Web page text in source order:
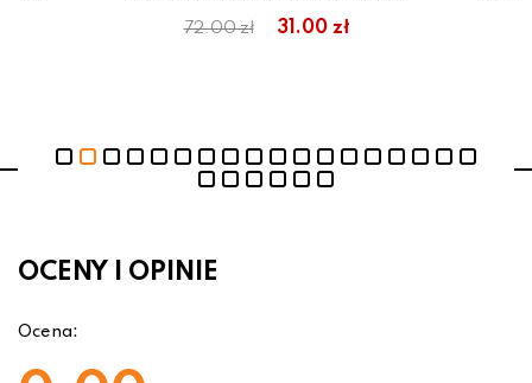
72.00 zł 31.00 zł
OCENY I OPINIE
Ocena: